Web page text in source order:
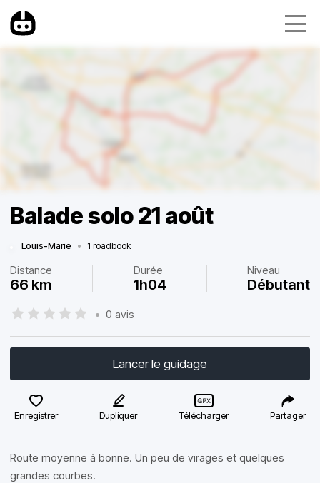
Balade solo 21 août
Louis-Marie • 1 roadbook
Distance
66 km
Durée
1h04
Niveau
Débutant
• 0 avis
Lancer le guidage
Enregistrer Dupliquer Télécharger Partager
Route moyenne à bonne. Un peu de virages et quelques
grandes courbes.